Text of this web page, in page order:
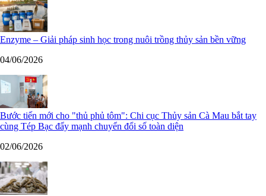
Enzyme – Giải pháp sinh học trong nuôi trồng thủy sản bền vững
04/06/2026
Bước tiến mới cho "thủ phủ tôm": Chi cục Thủy sản Cà Mau bắt tay
cùng Tép Bạc đẩy mạnh chuyển đổi số toàn diện
02/06/2026